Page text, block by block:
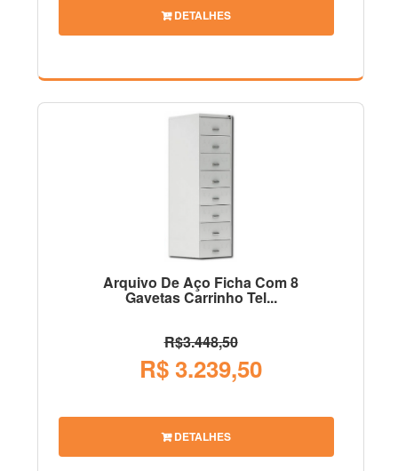
DETALHES
Arquivo De Aço Ficha Com 8
Gavetas Carrinho Tel...
R$3.448,50
R$ 3.239,50
DETALHES